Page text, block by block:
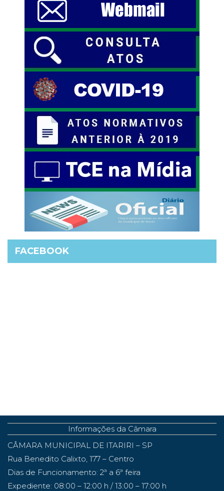
FACEBOOK
Informações da Câmara
CÂMARA MUNICIPAL DE ITARIRI – SP
Rua Benedito Calixto, 177 – Centro
Dias de Funcionamento: 2ª a 6ª feira
Expediente: 08:00 – 12:00 h / 13:00 – 17:00 h